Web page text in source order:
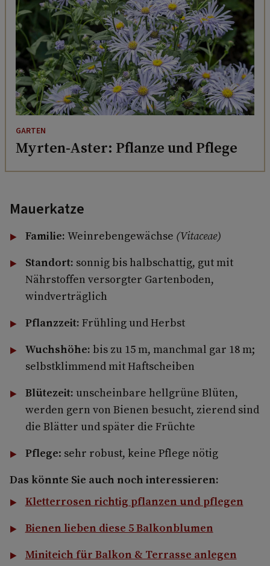
GARTEN
Myrten-Aster: Pflanze und Pflege
Mauerkatze
Familie: Weinrebengewächse (Vitaceae)
Standort: sonnig bis halbschattig, gut mit
Nährstoffen versorgter Gartenboden,
windverträglich
Pflanzzeit: Frühling und Herbst
Wuchshöhe: bis zu 15 m, manchmal gar 18 m;
selbstklimmend mit Haftscheiben
Blütezeit: unscheinbare hellgrüne Blüten,
werden gern von Bienen besucht, zierend sind
die Blätter und später die Früchte
Pflege: sehr robust, keine Pflege nötig
Das könnte Sie auch noch interessieren:
Kletterrosen richtig pflanzen und pflegen
Bienen lieben diese 5 Balkonblumen
Miniteich für Balkon & Terrasse anlegen